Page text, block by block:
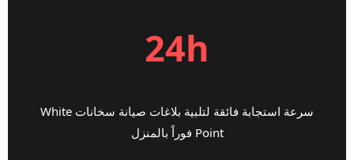
24h
سرعة استجابة فائقة لتلبية بلاغات صيانة سخانات White
Point فوراً بالمنزل